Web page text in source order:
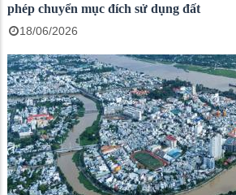
phép chuyển mục đích sử dụng đất
18/06/2026